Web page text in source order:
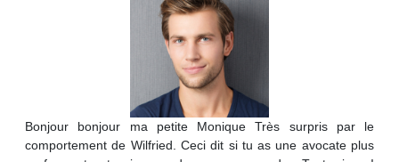
Bonjour bonjour ma petite Monique Très surpris par le
comportement de Wilfried. Ceci dit si tu as une avocate plus